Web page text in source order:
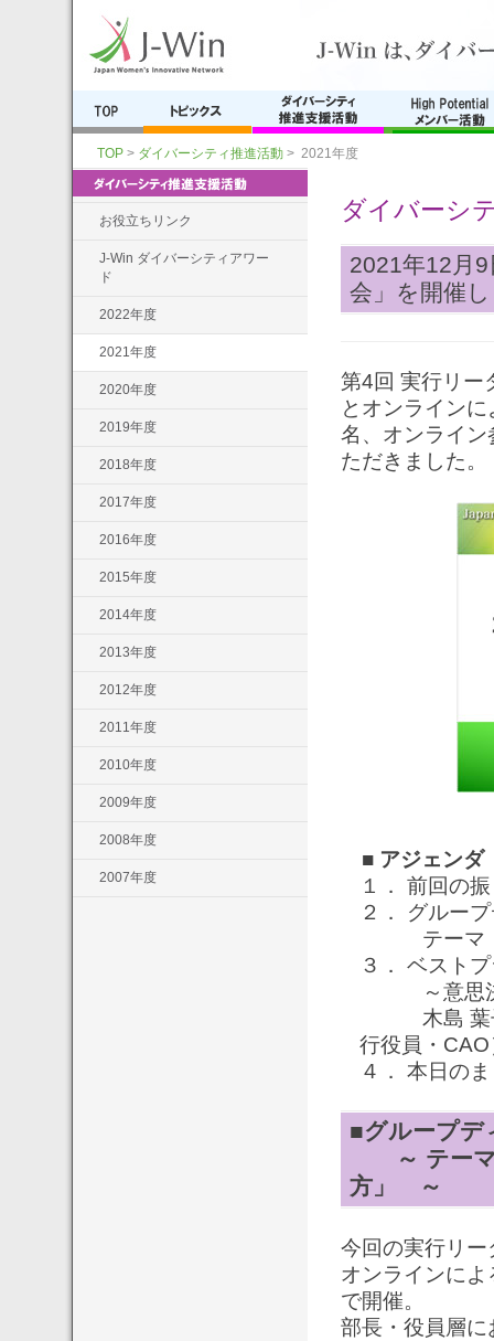
TOP > ダイバーシティ推進活動 > 2021年度
お役立ちリンク
J-Win ダイバーシティアワー
ド
2022年度
2021年度
2020年度
2019年度
2018年度
2017年度
2016年度
2015年度
2014年度
2013年度
2012年度
2011年度
2010年度
2009年度
2008年度
2007年度
ダイバーシ
2021年12月
会」を開催
第4回 実行リー
とオンライン
名、オンライ
ただきました。
■ アジェンダ
１． 前回の
２． グルー
テーマ：
３． ベスト
～意思決定
木島 葉子
行役員・CAO
４． 本日の
■グループデ
～ テーマ
方」 ～
今回の実行リ
オンラインに
で開催。
部長・役員層